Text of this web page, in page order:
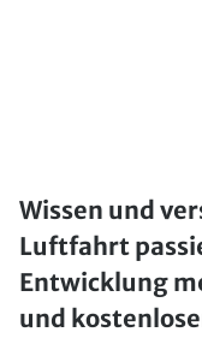
Wissen und
Luftfahrt
Entwicklung
und